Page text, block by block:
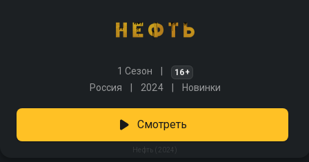
1 Сезон 16+
Россия 2024 Новинки
Нефть (2024)
Смотреть